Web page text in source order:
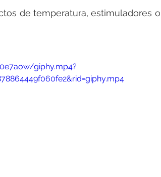
de temperatura, estimuladores
giphy.mp4?